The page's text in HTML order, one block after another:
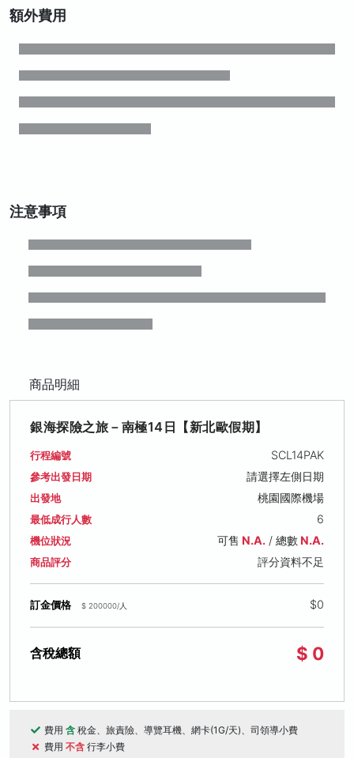
額外費用
注意事項
商品明細
銀海探險之旅－南極14日【新北歐假期】
行程編號 SCL14PAK
參考出發日期 請選擇左側日期
出發地 桃園國際機場
最低成行人數 6
機位狀況 可售 N.A./ 總數N.A.
商品評分 評分資料不足
訂金價格 $ 200000/人 $0
含稅總額 $ 0
費用 含 稅金、旅責險、導覽耳機、網卡(1G/天)、司領導小費
費用 不含 行李小費